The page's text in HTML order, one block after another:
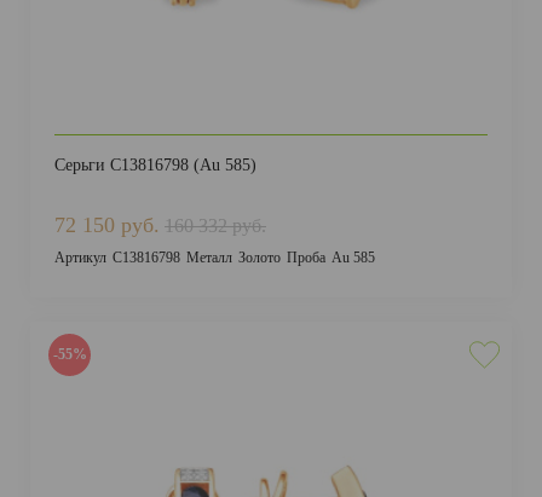
Серьги С13816798 (Au 585)
72 150 руб. 160 332 руб.
Артикул С13816798 Металл Золото Проба Au 585
-55%